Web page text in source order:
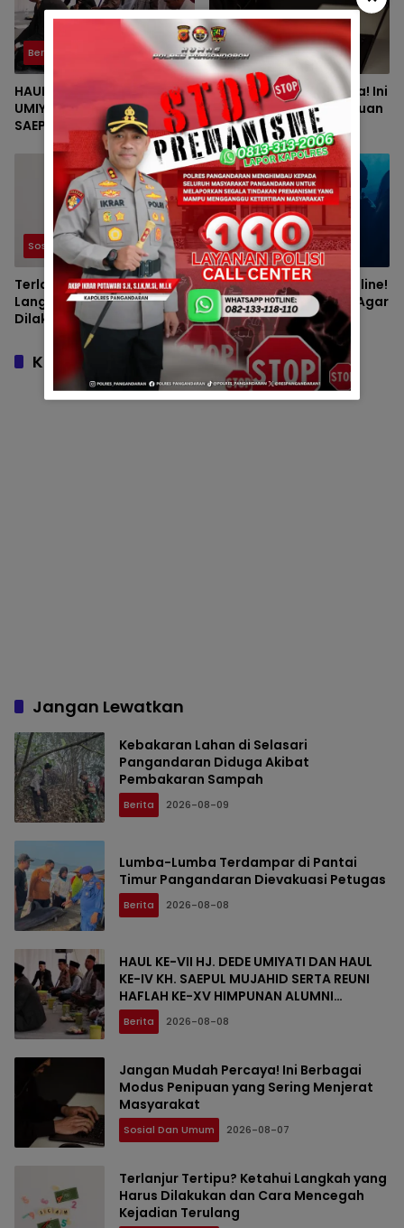
Berita
HAUL KE-VII HJ. DEDE
UMIYATI DAN HAUL KE-IV KH.
SAEPUL MUJAHID SERTA
REUNI HAFLAH KE-XV
HIMPUNAN ALUMNI DIGELAR
DI PONDOK PESANTREN AL-
FALAH SANUSSIYAH
Sosial dan Umum
Jangan Mudah Percaya! Ini
Berbagai Modus Penipuan
yang Sering Menjerat
Masyarakat
Sosial dan Umum
Terlanjur Tertipu? Ketahui
Langkah yang Harus
Dilakukan dan Cara
Mencegah Kejadian
Terulang
Sosial dan Umum
Waspada Penipuan Online!
Kenali Modus Terbaru Agar
Tidak Menjadi Korban
Komentar
Jangan Lewatkan
Kebakaran Lahan di Selasari
Pangandaran Diduga Akibat
Pembakaran Sampah
Berita 2026-08-09
Lumba-Lumba Terdampar di Pantai
Timur Pangandaran Dievakuasi Petugas
Berita 2026-08-08
HAUL KE-VII HJ. DEDE UMIYATI DAN HAUL
KE-IV KH. SAEPUL MUJAHID SERTA REUNI
HAFLAH KE-XV HIMPUNAN ALUMNI
DIGELAR DI PONDOK PESANTREN AL-FALAH
SANUSSIYAH
Berita 2026-08-08
Jangan Mudah Percaya! Ini Berbagai
Modus Penipuan yang Sering Menjerat
Masyarakat
Sosial Dan Umum 2026-08-07
Terlanjur Tertipu? Ketahui Langkah yang
Harus Dilakukan dan Cara Mencegah
Kejadian Terulang